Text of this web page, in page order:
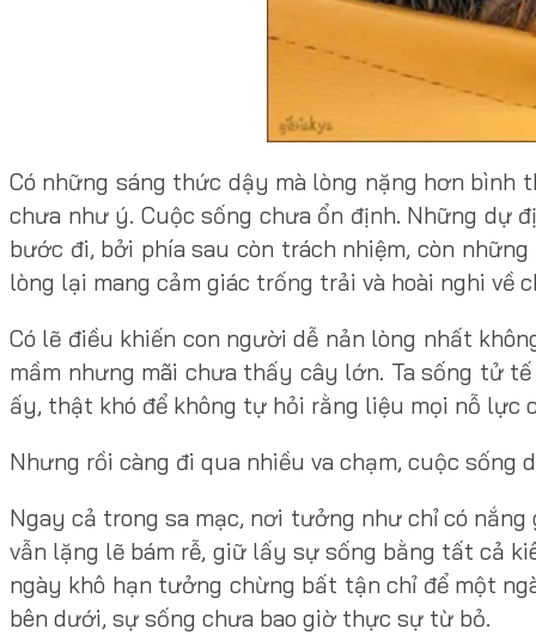
Có những sáng thức dậy mà lòng nặng hơn bình
chưa như ý. Cuộc sống chưa ổn định. Những dự
bước đi, bởi phía sau còn trách nhiệm, còn
lòng lại mang cảm giác trống trải và hoài nghi về
Có lẽ điều khiến con người dễ nản lòng nhất
mầm nhưng mãi chưa thấy cây lớn. Ta sống tử
ấy, thật khó để không tự hỏi rằng liệu mọi nỗ lực
Nhưng rồi càng đi qua nhiều va chạm, cuộc
Ngay cả trong sa mạc, nơi tưởng như chỉ có
vẫn lặng lẽ bám rễ, giữ lấy sự sống bằng tất cả
ngày khô hạn tưởng chừng bất tận chỉ để một
bên dưới, sự sống chưa bao giờ thực sự từ bỏ.